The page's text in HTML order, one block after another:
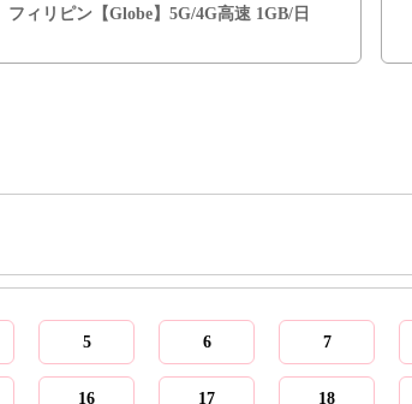
フィリピン【Globe】5G/4G高速 1GB/日
5 6 7
16 17 18